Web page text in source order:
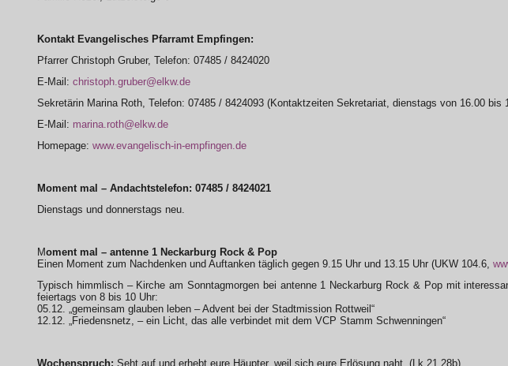
Kontakt Evangelisches Pfarramt Empfingen:
Pfarrer Christoph Gruber, Telefon: 07485 / 8424020
E-Mail: christoph.gruber@elkw.de
Sekretärin Marina Roth, Telefon: 07485 / 8424093 (Kontaktzeiten Sekretariat, dienstags von 16.00 bis
E-Mail: marina.roth@elkw.de
Homepage: www.evangelisch-in-empfingen.de
Moment mal – Andachtstelefon: 07485 / 8424021
Dienstags und donnerstags neu.
Moment mal – antenne 1 Neckarburg Rock & Pop
Einen Moment zum Nachdenken und Auftanken täglich gegen 9.15 Uhr und 13.15 Uhr (UKW 104.6,
Typisch himmlisch – Kirche am Sonntagmorgen bei antenne 1 Neckarburg Rock & Pop mit
feiertags von 8 bis 10 Uhr:
05.12. „gemeinsam glauben leben – Advent bei der Stadtmission Rottweil“
12.12. „Friedensnetz, – ein Licht, das alle verbindet mit dem VCP Stamm Schwenningen“
Wochenspruch: Seht auf und erhebt eure Häupter, weil sich eure Erlösung naht. (Lk 21,28b)